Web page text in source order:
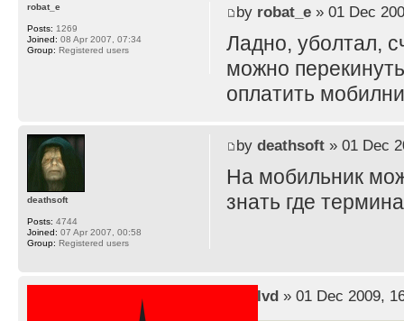
by robat_e» 01 Dec
Ладно, уболтал,
можно
оплатить
robat_e
Posts: 1269
Joined: 08 Apr 2007, 07:34
Group: Registered users
by deathsoft» 01 Dec
На мобильник
знать где
deathsoft
Posts: 4744
Joined: 07 Apr 2007, 00:58
Group: Registered users
lvd» 01 Dec 2009,